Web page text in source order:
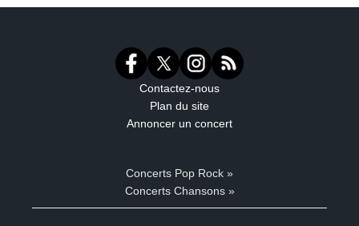
Contactez-nous
Plan du site
Annoncer un concert
Concerts Pop Rock »
Concerts Chansons »